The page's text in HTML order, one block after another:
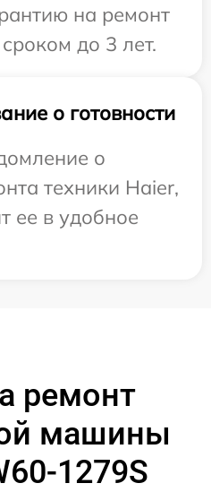
на ремонт
до 3 лет.
о готовности
о
техники Haier,
ее в удобное
ремонт
машины
1279S